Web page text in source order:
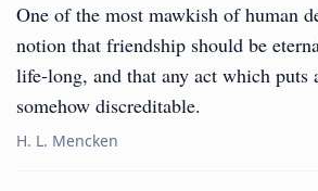
One of the most mawkish of human
notion that friendship should be
life-long, and that any act which puts
somehow discreditable.
H. L. Mencken